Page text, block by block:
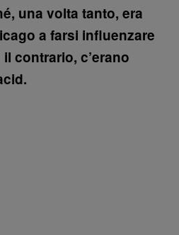
una volta tanto, era
a farsi influenzare
contrario, c’erano